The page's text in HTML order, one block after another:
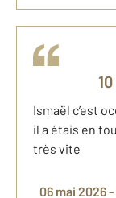
10
Ismaël c’est
il a étais en
très vite
06 mai 2026 -